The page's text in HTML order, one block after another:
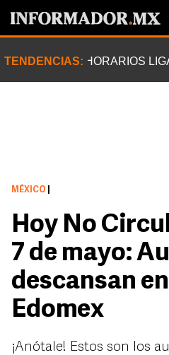
TENDENCIAS: HORARIOS
MÉXICO
Hoy No
7 de mayo:
descansan
Edomex
¡Anótale! Estos son los